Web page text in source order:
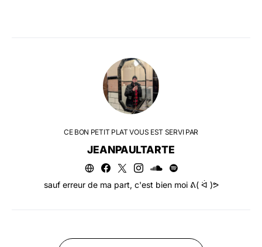
CE BON PETIT PLAT VOUS EST SERVI PAR
JEANPAULTARTE
sauf erreur de ma part, c'est bien moi ᕕ( ᐛ )ᕗ